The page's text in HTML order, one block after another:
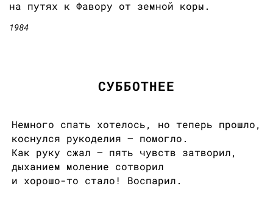
на путях к Фавору от земной коры.
1984
СУББОТНЕЕ
Немного спать хотелось, но теперь прошло,
коснулся рукоделия — помогло.
Как руку сжал — пять чувств затворил,
дыханием моление сотворил
и хорошо-то стало! Воспарил.